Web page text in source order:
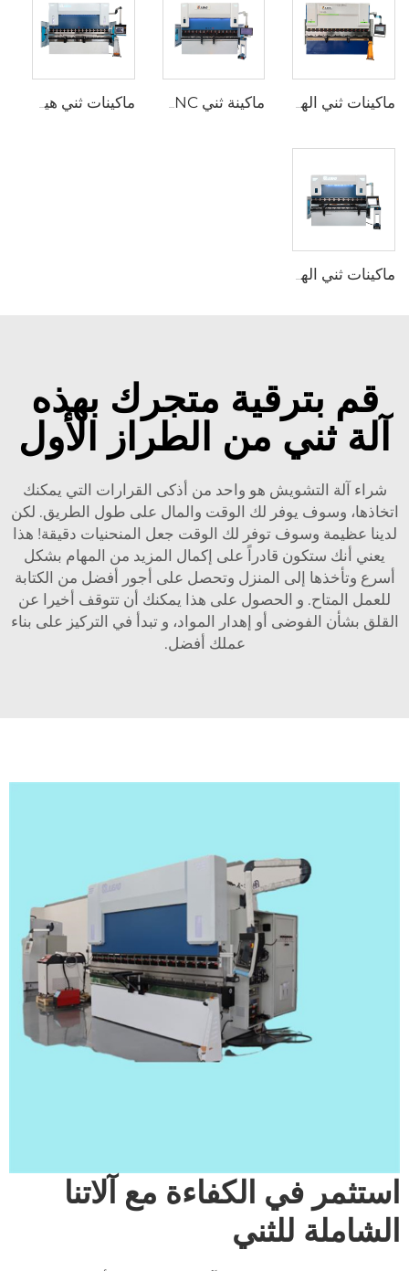
قم بترقية متجرك بهذه
آلة ثني من الطراز الأول
شراء آلة التشويش هو واحد من أذكى القرارات التي يمكنك
اتخاذها، وسوف يوفر لك الوقت والمال على طول الطريق. لكن
لدينا عظيمة وسوف توفر لك الوقت جعل المنحنيات دقيقة! هذا
يعني أنك ستكون قادراً على إكمال المزيد من المهام بشكل
أسرع وتأخذها إلى المنزل وتحصل على أجور أفضل من الكتابة
للعمل المتاح. و الحصول على هذا يمكنك أن تتوقف أخيرا عن
القلق بشأن الفوضى أو إهدار المواد، و تبدأ في التركيز على بناء
عملك أفضل.
استثمر في الكفاءة مع آلاتنا
الشاملة للثني